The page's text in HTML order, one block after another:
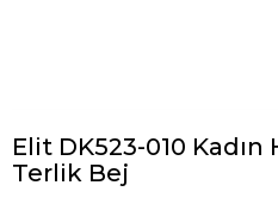
Elit DK523-010
Terlik Bej